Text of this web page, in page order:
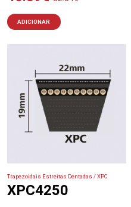
ADICIONAR
Trapezoidais Estreitas Dentadas / XPC
XPC4250